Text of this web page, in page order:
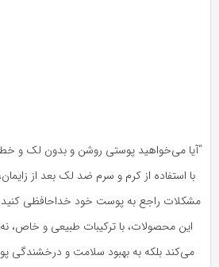
“آیا می‌خواهید پوستی روشن و بدون لک و
با استفاده از کرم و سرم ضد لک بعد از
مشکلات راجع به پوست خود خداحافظی کنید.
این محصولات، با ترکیبات طبیعی و خاص،
می‌کند بلکه به بهبود سلامت و درخشندگی